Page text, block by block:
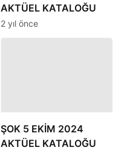
AKTÜEL KATALOĞU
2 yıl önce
ŞOK 5 EKİM 2024
AKTÜEL KATALOĞU